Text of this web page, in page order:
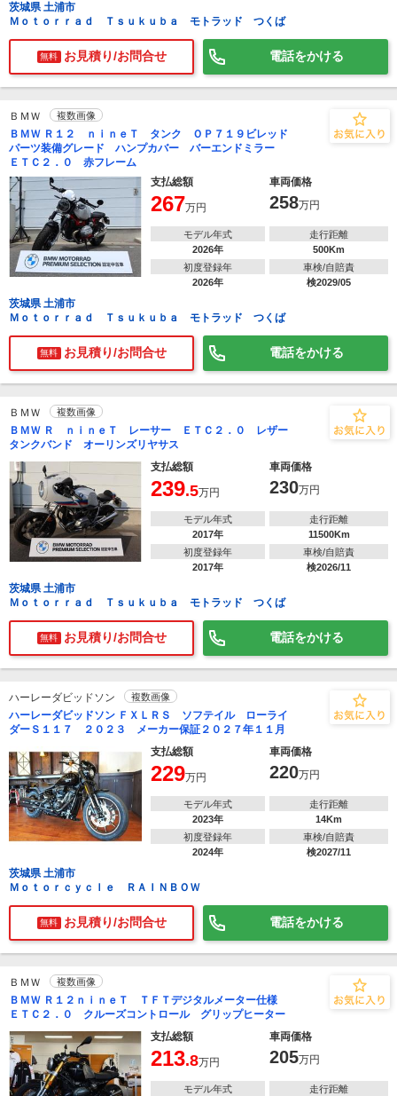
茨城県 土浦市
Ｍｏｔｏｒｒａｄ Ｔｓｕｋｕｂａ モトラッド つくば
無料 お見積り/お問合せ 電話をかける
ＢＭＷ 複数画像
ＢＭＷ Ｒ１２ ｎｉｎｅＴ タンク ＯＰ７１９ビレッド
パーツ装備グレード ハンプカバー バーエンドミラー
ＥＴＣ２．０ 赤フレーム
支払総額
車両価格
267万円 258万円
モデル年式
2026年
走行距離
500Km
初度登録年
2026年
車検/自賠責
検2029/05
茨城県 土浦市
Ｍｏｔｏｒｒａｄ Ｔｓｕｋｕｂａ モトラッド つくば
無料 お見積り/お問合せ 電話をかける
ＢＭＷ 複数画像
ＢＭＷ Ｒ ｎｉｎｅＴ レーサー ＥＴＣ２．０ レザー
タンクバンド オーリンズリヤサス
支払総額
車両価格
239.5万円 230万円
モデル年式
2017年
走行距離
11500Km
初度登録年
2017年
車検/自賠責
検2026/11
茨城県 土浦市
Ｍｏｔｏｒｒａｄ Ｔｓｕｋｕｂａ モトラッド つくば
無料 お見積り/お問合せ 電話をかける
ハーレーダビッドソン 複数画像
ハーレーダビッドソン ＦＸＬＲＳ ソフテイル ローライ
ダーＳ１１７ ２０２３ メーカー保証２０２７年１１月
支払総額
車両価格
229万円 220万円
モデル年式
2023年
走行距離
14Km
初度登録年
2024年
車検/自賠責
検2027/11
茨城県 土浦市
Ｍｏｔｏｒｃｙｃｌｅ ＲＡＩＮＢＯＷ
無料 お見積り/お問合せ 電話をかける
ＢＭＷ 複数画像
ＢＭＷ Ｒ１２ｎｉｎｅＴ ＴＦＴデジタルメーター仕様
ＥＴＣ２．０ クルーズコントロール グリップヒーター
支払総額
車両価格
213.8万円 205万円
モデル年式
走行距離